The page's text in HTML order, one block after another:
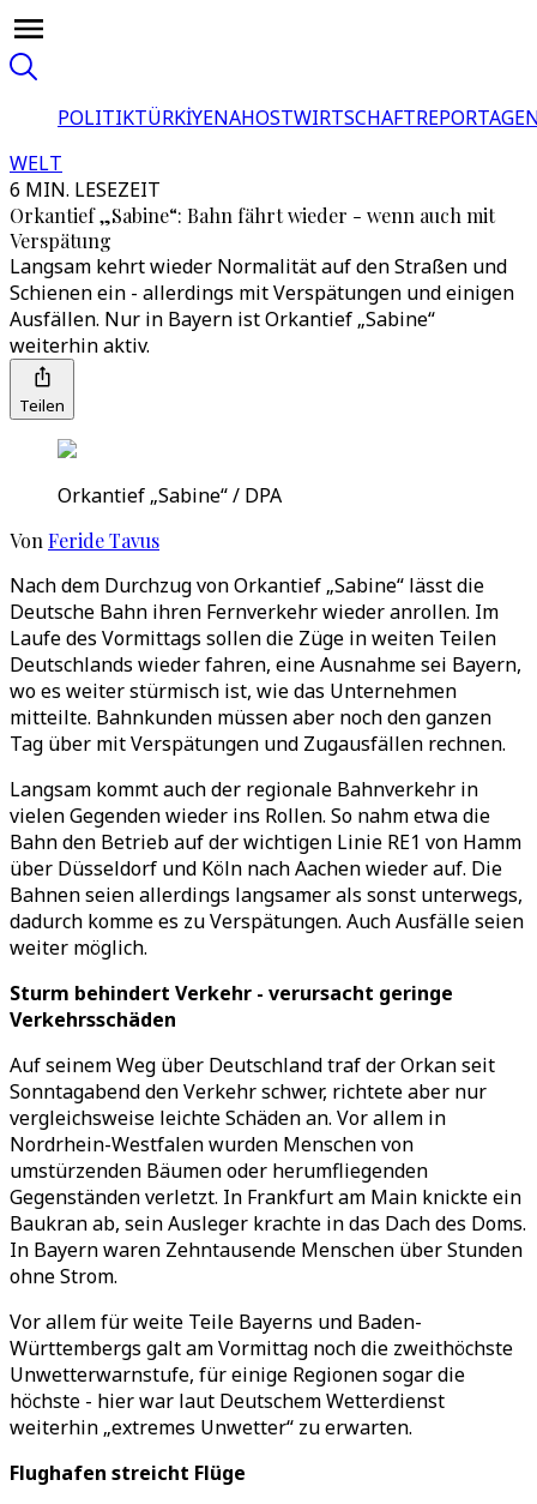
POLITIKTÜRKİYENAHOSTWIRTSCHAFT
WELT
6 MIN. LESEZEIT
Orkantief „Sabine“: Bahn fährt wieder - wenn auch mit
Verspätung
Langsam kehrt wieder Normalität auf den Straßen und
Schienen ein - allerdings mit Verspätungen und einigen
Ausfällen. Nur in Bayern ist Orkantief „Sabine“
weiterhin aktiv.
Teilen
Orkantief „Sabine“ / DPA
Von Feride Tavus
Nach dem Durchzug von Orkantief „Sabine“ lässt die
Deutsche Bahn ihren Fernverkehr wieder anrollen. Im
Laufe des Vormittags sollen die Züge in weiten Teilen
Deutschlands wieder fahren, eine Ausnahme sei Bayern,
wo es weiter stürmisch ist, wie das Unternehmen
mitteilte. Bahnkunden müssen aber noch den ganzen
Tag über mit Verspätungen und Zugausfällen rechnen.
Langsam kommt auch der regionale Bahnverkehr in
vielen Gegenden wieder ins Rollen. So nahm etwa die
Bahn den Betrieb auf der wichtigen Linie RE1 von Hamm
über Düsseldorf und Köln nach Aachen wieder auf. Die
Bahnen seien allerdings langsamer als sonst unterwegs,
dadurch komme es zu Verspätungen. Auch Ausfälle seien
weiter möglich.
Sturm behindert Verkehr - verursacht geringe
Verkehrsschäden
Auf seinem Weg über Deutschland traf der Orkan seit
Sonntagabend den Verkehr schwer, richtete aber nur
vergleichsweise leichte Schäden an. Vor allem in
Nordrhein-Westfalen wurden Menschen von
umstürzenden Bäumen oder herumfliegenden
Gegenständen verletzt. In Frankfurt am Main knickte ein
Baukran ab, sein Ausleger krachte in das Dach des Doms.
In Bayern waren Zehntausende Menschen über Stunden
ohne Strom.
Vor allem für weite Teile Bayerns und Baden-
Württembergs galt am Vormittag noch die zweithöchste
Unwetterwarnstufe, für einige Regionen sogar die
höchste - hier war laut Deutschem Wetterdienst
weiterhin „extremes Unwetter“ zu erwarten.
Flughafen streicht Flüge